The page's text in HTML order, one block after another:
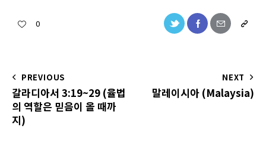
0
PREVIOUS
갈라디아서 3:19~29 (율법
의 역할은 믿음이 올 때까
지)
NEXT
말레이시아 (Malaysia)